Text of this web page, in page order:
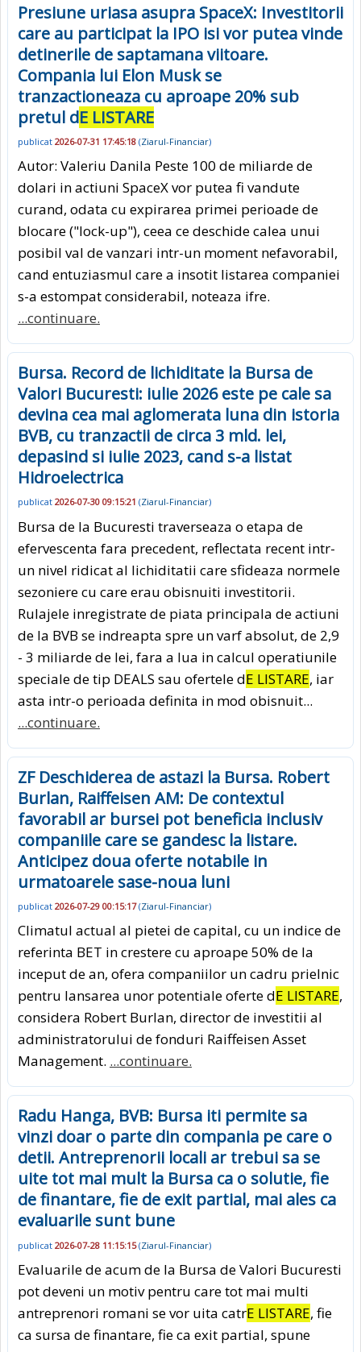
Presiune uriasa asupra SpaceX: Investitorii
care au participat la IPO isi vor putea vinde
detinerile de saptamana viitoare.
Compania lui Elon Musk se
tranzactioneaza cu aproape 20% sub
pretul dE LISTARE
publicat 2026-07-31 17:45:18 (Ziarul-Financiar)
Autor: Valeriu Danila Peste 100 de miliarde de
dolari in actiuni SpaceX vor putea fi vandute
curand, odata cu expirarea primei perioade de
blocare ("lock-up"), ceea ce deschide calea unui
posibil val de vanzari intr-un moment nefavorabil,
cand entuziasmul care a insotit listarea companiei
s-a estompat considerabil, noteaza ifre.
...continuare.
Bursa. Record de lichiditate la Bursa de
Valori Bucuresti: iulie 2026 este pe cale sa
devina cea mai aglomerata luna din istoria
BVB, cu tranzactii de circa 3 mld. lei,
depasind si iulie 2023, cand s-a listat
Hidroelectrica
publicat 2026-07-30 09:15:21 (Ziarul-Financiar)
Bursa de la Bucuresti traverseaza o etapa de
efervescenta fara precedent, reflectata recent intr-
un nivel ridicat al lichiditatii care sfideaza normele
sezoniere cu care erau obisnuiti investitorii.
Rulajele inregistrate de piata principala de actiuni
de la BVB se indreapta spre un varf absolut, de 2,9
- 3 miliarde de lei, fara a lua in calcul operatiunile
speciale de tip DEALS sau ofertele dE LISTARE, iar
asta intr-o perioada definita in mod obisnuit...
...continuare.
ZF Deschiderea de astazi la Bursa. Robert
Burlan, Raiffeisen AM: De contextul
favorabil ar bursei pot beneficia inclusiv
companiile care se gandesc la listare.
Anticipez doua oferte notabile in
urmatoarele sase-noua luni
publicat 2026-07-29 00:15:17(Ziarul-Financiar)
Climatul actual al pietei de capital, cu un indice de
referinta BET in crestere cu aproape 50% de la
inceput de an, ofera companiilor un cadru prielnic
pentru lansarea unor potentiale oferte dE LISTARE,
considera Robert Burlan, director de investitii al
administratorului de fonduri Raiffeisen Asset
Management. ...continuare.
Radu Hanga, BVB: Bursa iti permite sa
vinzi doar o parte din compania pe care o
detii. Antreprenorii locali ar trebui sa se
uite tot mai mult la Bursa ca o solutie, fie
de finantare, fie de exit partial, mai ales ca
evaluarile sunt bune
publicat 2026-07-28 11:15:15(Ziarul-Financiar)
Evaluarile de acum de la Bursa de Valori Bucuresti
pot deveni un motiv pentru care tot mai multi
antreprenori romani se vor uita catrE LISTARE, fie
ca sursa de finantare, fie ca exit partial, spune